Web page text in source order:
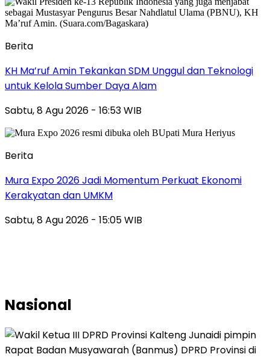
Berita
KH Ma’ruf Amin Tekankan SDM Unggul dan Teknologi
untuk Kelola Sumber Daya Alam
Sabtu, 8 Agu 2026 - 16:53 WIB
Berita
Mura Expo 2026 Jadi Momentum Perkuat Ekonomi
Kerakyatan dan UMKM
Sabtu, 8 Agu 2026 - 15:05 WIB
Nasional